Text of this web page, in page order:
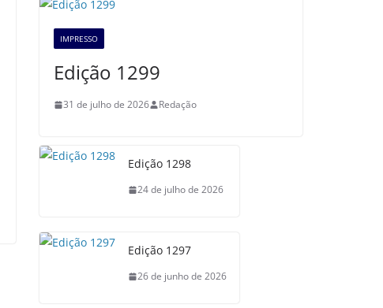
IMPRESSO
Edição 1299
31 de julho de 2026 Redação
Edição 1298
24 de julho de 2026
Edição 1297
26 de junho de 2026